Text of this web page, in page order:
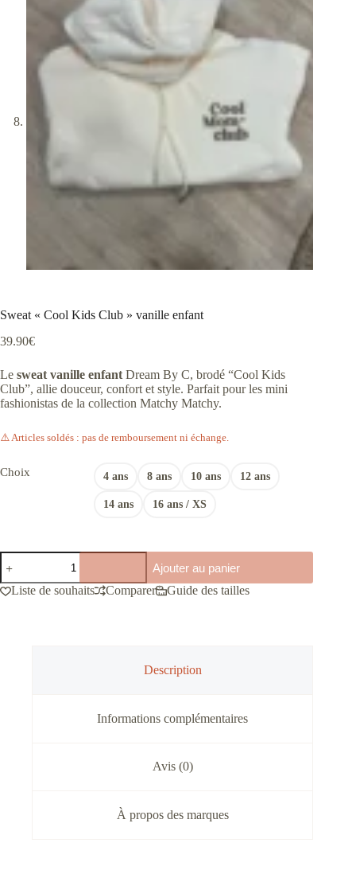
Sweat « Cool Kids Club » vanille enfant
39.90€
Le sweat vanille enfant Dream By C, brodé “Cool Kids
Club”, allie douceur, confort et style. Parfait pour les mini
fashionistas de la collection Matchy Matchy.
⚠️ Articles soldés : pas de remboursement ni échange.
Choix 4 ans 8 ans 10 ans 12 ans
14 ans 16 ans / XS
quantité
de
Sweat
« Cool
Ajouter au panier
Liste de souhaits
Comparer Guide des tailles
Description
Informations complémentaires
Avis (0)
À propos des marques